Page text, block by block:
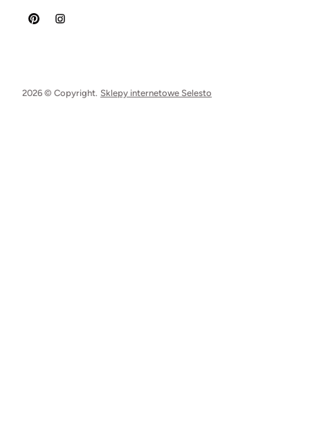
2026 © Copyright. Sklepy internetowe Selesto